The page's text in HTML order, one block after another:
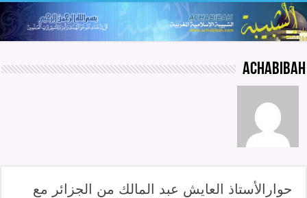
achabibah
حوارالأستاذ العايش عبد المالك من الجزائر مع